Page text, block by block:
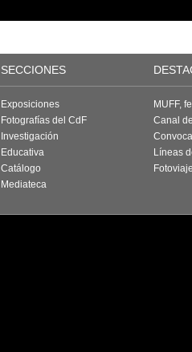
SECCIONES
Exposiciones
Fotografías del CdF
Investigación
Educativa
Catálogo
Mediateca
MUFF,
Canal
Líneas